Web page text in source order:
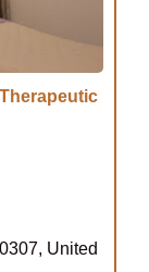
United